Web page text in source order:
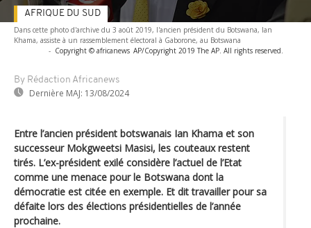
Dans cette photo d'archive du 3 août 2019, l'ancien président du Botswana, Ian
Khama, assiste à un rassemblement électoral à Gaborone, au Botswana
- Copyright © africanews AP/Copyright 2019 The AP. All rights reserved.
By Rédaction Africanews
Dernière MAJ: 13/08/2024
AFRIQUE DU SUD
Entre l’ancien président botswanais Ian Khama et son
successeur Mokgweetsi Masisi, les couteaux restent
tirés. L’ex-président exilé considère l’actuel de l’Etat
comme une menace pour le Botswana dont la
démocratie est citée en exemple. Et dit travailler pour sa
défaite lors des élections présidentielles de l’année
prochaine.